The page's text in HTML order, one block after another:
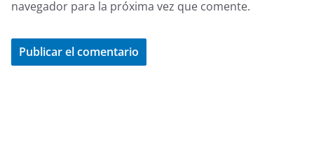
navegador para la próxima vez que comente.